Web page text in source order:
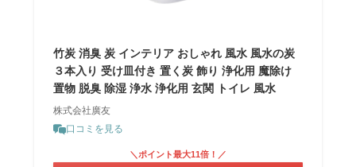
竹炭 消臭 炭 インテリア おしゃれ 風水 風水の炭
３本入り 受け皿付き 置く炭 飾り 浄化用 魔除け
置物 脱臭 除湿 浄水 浄化用 玄関 トイレ 風水
株式会社廣友
口コミを見る
＼ポイント最大11倍！／